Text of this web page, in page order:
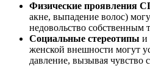
Физические проявления
акне, выпадение волос)
недовольство собственным
Социальные стереотипы и
женской внешности могут
давление, вызывая чувство